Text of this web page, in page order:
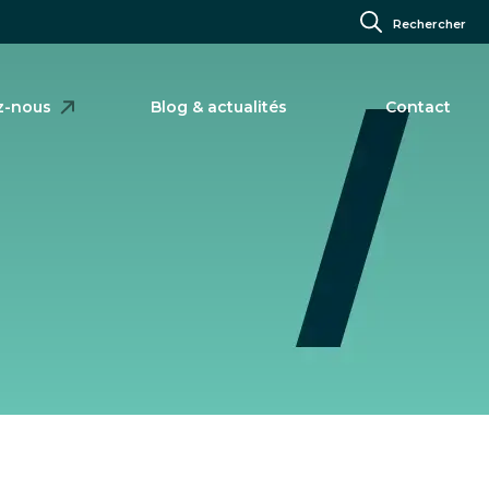
Rechercher
nous Blog & actualités Contact